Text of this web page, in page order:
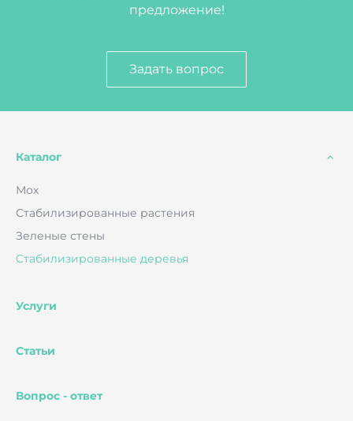
предложение!
Задать вопрос
Каталог
Мох
Стабилизированные растения
Зеленые стены
Стабилизированные деревья
Услуги
Статьи
Вопрос - ответ